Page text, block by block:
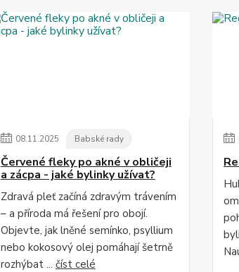
08.11.2025 Babské rady
Červené fleky po akné v obličeji
a zácpa - jaké bylinky užívat?
Zdravá pleť začíná zdravým trávením
– a příroda má řešení pro obojí.
Objevte, jak lněné semínko, psyllium
nebo kokosový olej pomáhají šetrně
rozhýbat ... číst celé